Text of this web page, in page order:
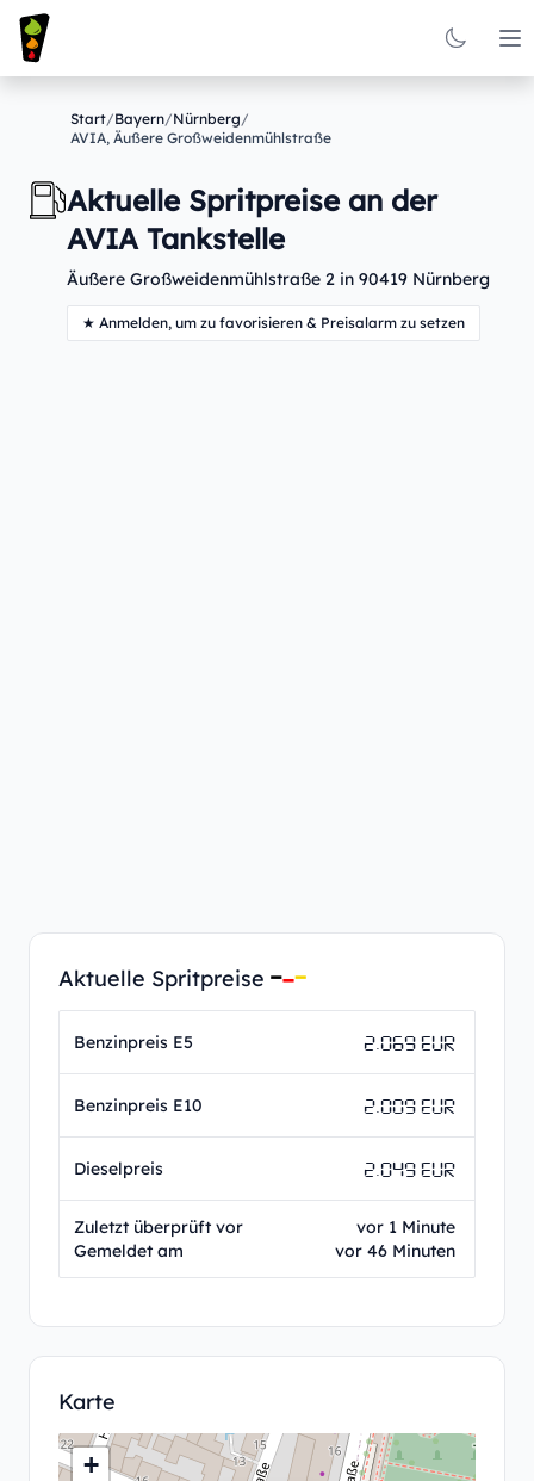
Start/Bayern/Nürnberg/
AVIA, Äußere Großweidenmühlstraße
Aktuelle Spritpreise an der
AVIA Tankstelle
Äußere Großweidenmühlstraße 2 in 90419 Nürnberg
★ Anmelden, um zu favorisieren & Preisalarm zu setzen
Aktuelle Spritpreise
Benzinpreis E5 2.069 EUR
Benzinpreis E10 2.009 EUR
Dieselpreis 2.049 EUR
Zuletzt überprüft vor
Gemeldet am
vor 1 Minute
vor 46 Minuten
Karte
+